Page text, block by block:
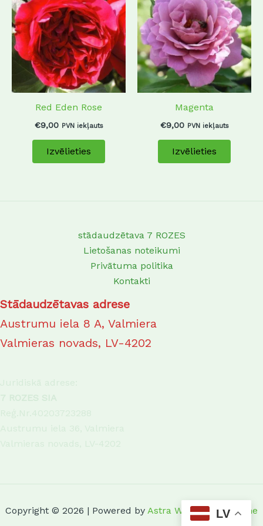
Red Eden Rose
€9,00 PVN iekļauts
Izvēlieties
has
multiple
variants.
The
options
may
on
Magenta
€9,00 PVN iekļauts
Izvēlieties
has
The
options
may
on
stādaudzētava 7 ROZES
Lietošanas noteikumi
Privātuma politika
Kontakti
Stādaudzētavas adrese
Austrumu iela 8 A, Valmiera
Valmieras novads, LV-4202
Copyright © 2026 | Powered by Astra WordPress Theme
LV